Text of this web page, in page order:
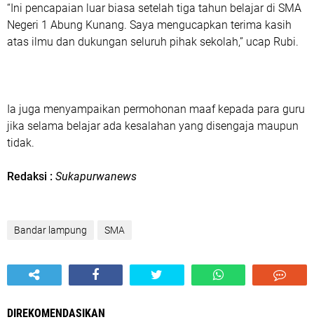
“Ini pencapaian luar biasa setelah tiga tahun belajar di SMA
Negeri 1 Abung Kunang. Saya mengucapkan terima kasih
atas ilmu dan dukungan seluruh pihak sekolah,” ucap Rubi.
Ia juga menyampaikan permohonan maaf kepada para guru
jika selama belajar ada kesalahan yang disengaja maupun
tidak.
Redaksi : Sukapurwanews
Bandar lampung SMA
DIREKOMENDASIKAN